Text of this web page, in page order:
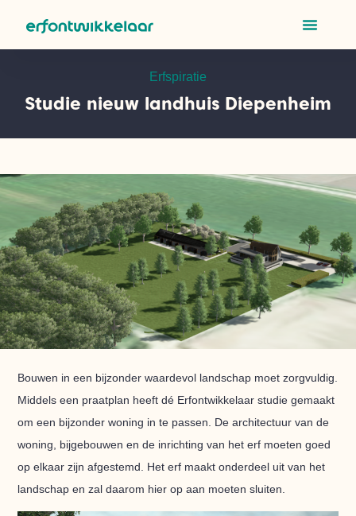
Erfspiratie
Studie nieuw landhuis Diepenheim
Bouwen in een bijzonder waardevol landschap moet zorgvuldig.
Middels een praatplan heeft dé Erfontwikkelaar studie gemaakt
om een bijzonder woning in te passen. De architectuur van de
woning, bijgebouwen en de inrichting van het erf moeten goed
op elkaar zijn afgestemd. Het erf maakt onderdeel uit van het
landschap en zal daarom hier op aan moeten sluiten.